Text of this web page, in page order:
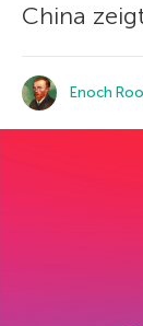
China
Enoch